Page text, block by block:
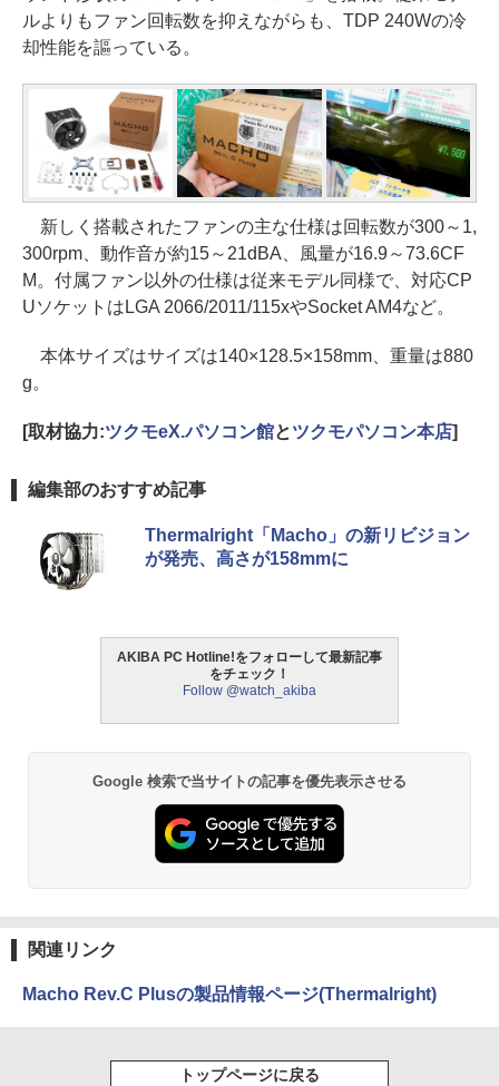
ルよりもファン回転数を抑えながらも、TDP 240Wの冷
却性能を謳っている。
新しく搭載されたファンの主な仕様は回転数が300～1,
300rpm、動作音が約15～21dBA、風量が16.9～73.6CF
M。付属ファン以外の仕様は従来モデル同様で、対応CP
UソケットはLGA 2066/2011/115xやSocket AM4など。
本体サイズはサイズは140×128.5×158mm、重量は880
g。
[取材協力:ツクモeX.パソコン館とツクモパソコン本店]
編集部のおすすめ記事
Thermalright「Macho」の新リビジョン
が発売、高さが158mmに
AKIBA PC Hotline!をフォローして最新記事
をチェック！
Follow @watch_akiba
Google 検索で当サイトの記事を優先表示させる
関連リンク
Macho Rev.C Plusの製品情報ページ(Thermalright)
トップページに戻る